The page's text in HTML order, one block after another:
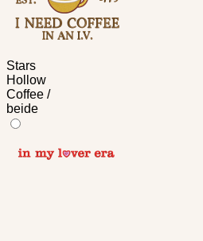
Stars
Hollow
Coffee /
beide